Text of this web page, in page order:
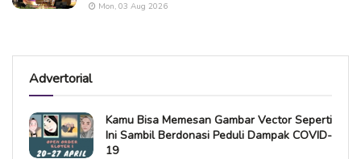
Mon, 03 Aug 2026
Advertorial
Kamu Bisa Memesan Gambar Vector Seperti
Ini Sambil Berdonasi Peduli Dampak COVID-
19